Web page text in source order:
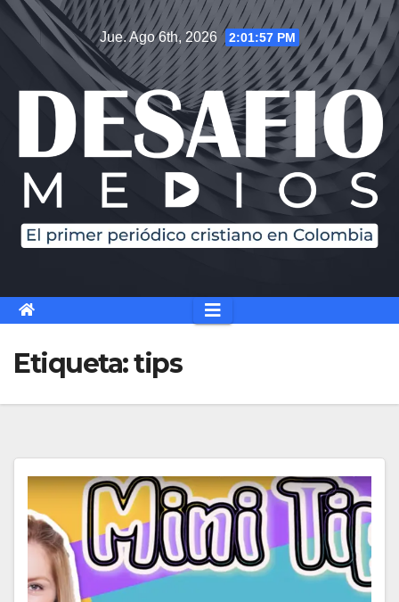
Saltar
contenido
Jue. Ago 6th, 2026 2:01:58 PM
Etiqueta:tips